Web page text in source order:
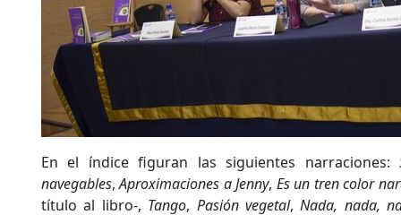
En el índice figuran las siguientes narraciones:
navegables,Aproximaciones a Jenny, Es un tren color
título al libro-, Tango, Pasión vegetal,Nada, nada,